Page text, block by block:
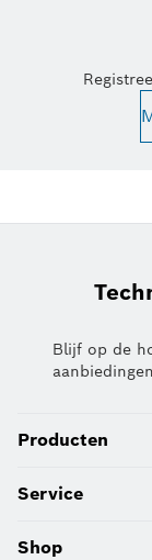
Blijf op de
Producten
Service
Shop